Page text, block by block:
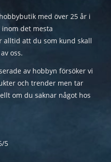
med över 25 år i
det mesta
alltid att du som kund skall
oss.
av hobbyn försöker vi
och trender men tar
om du saknar något hos
5